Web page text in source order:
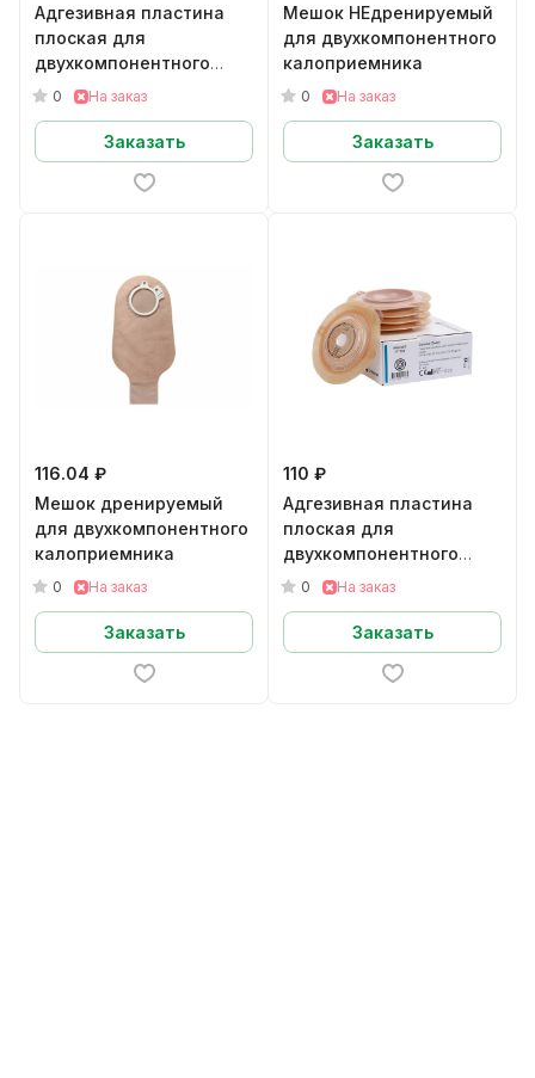
Адгезивная пластина
плоская для
двухкомпонентного
дренируемого
0 На заказ
Заказать
Мешок НЕдренируемый
для двухкомпонентного
калоприемника
0 На заказ
Заказать
116.04 ₽
Мешок дренируемый
для двухкомпонентного
калоприемника
0 На заказ
Заказать
110 ₽
Адгезивная пластина
плоская для
двухкомпонентного
НЕдренируемого
0 На заказ
Заказать